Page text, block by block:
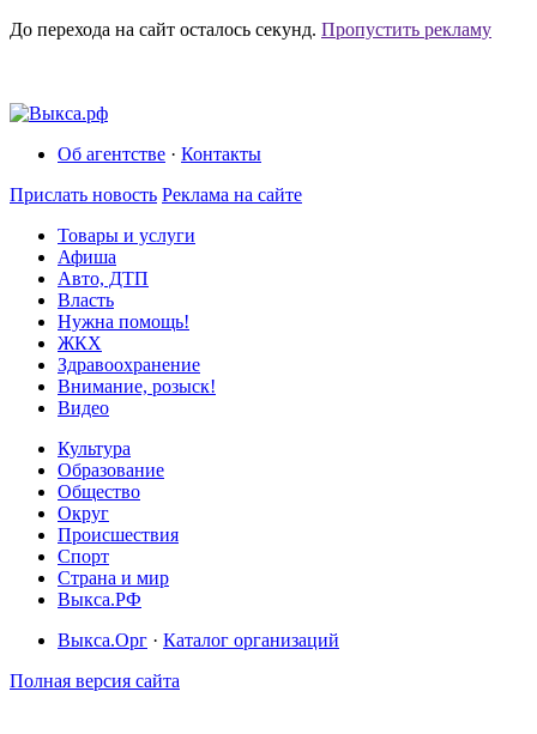
До перехода на сайт осталось секунд. Пропустить рекламу
Об агентстве · Контакты
Прислать новость Реклама на сайте
Товары и услуги
Афиша
Авто, ДТП
Власть
Нужна помощь!
ЖКХ
Здравоохранение
Внимание, розыск!
Видео
Культура
Образование
Общество
Округ
Происшествия
Спорт
Страна и мир
Выкса.РФ
Выкса.Орг · Каталог организаций
Полная версия сайта